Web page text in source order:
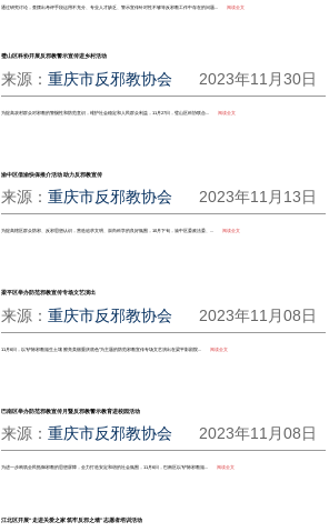
通过研究讨论，查摆出考评手段运用不充分、专业人才缺乏、警示宣传针对性不够等反邪教工作中存在的问题... 阅读全文
璧山区科协开展反邪教警示宣传进乡村活动
来源：重庆市反邪教协会 2023年11月30日
为提高农村群众对邪教的警惕性和防范意识，维护社会稳定和人民群众利益，11月27日，璧山区科协联合... 阅读全文
渝中区借渝快保推介活动 助力反邪教宣传
来源：重庆市反邪教协会 2023年11月13日
为提高辖区群众防邪、反邪思想认识，营造追求文明、崇尚科学的良好氛围，10月下旬，渝中区委政法委、... 阅读全文
梁平区举办防范邪教宣传专场文艺演出
来源：重庆市反邪教协会 2023年11月08日
11月6日，以“铲除邪教滋生土壤 擦亮美丽重庆底色”为主题的防范邪教宣传专场文艺演出在梁平影剧院... 阅读全文
巴南区举办防范邪教宣传月暨反邪教警示教育进校园活动
来源：重庆市反邪教协会 2023年11月08日
为进一步构筑全民抵御邪教的思想屏障，全力打造安定和谐的社会氛围，11月6日，巴南区以“铲除邪教滋... 阅读全文
江北区开展“走进关爱之家 筑牢反邪之墙”志愿者培训活动